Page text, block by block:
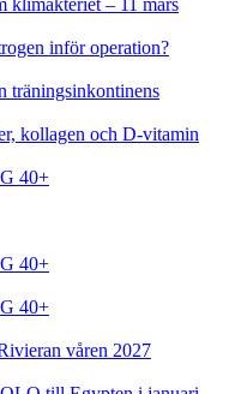
klimakteriet – 11 mars
inför operation?
träningsinkontinens
kollagen och D-vitamin
40+
40+
40+
våren 2027